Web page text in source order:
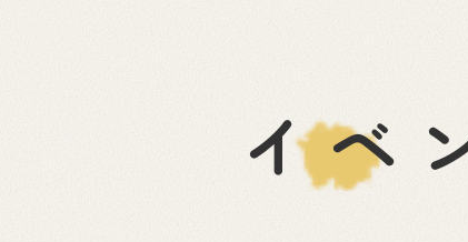
イベ